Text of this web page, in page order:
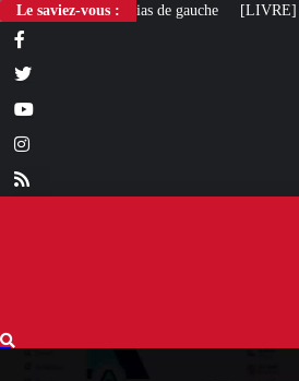
Le saviez-vous :
[LIVRE] L’autobiographie intellectuelle